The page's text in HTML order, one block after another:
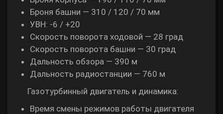
Броня башни — 310 / 120 / 70 мм
УВН: -6 / +20
Скорость поворота ходовой — 28 град
Скорость поворота башни — 30 град
Дальность обзора — 390 м
Дальность радиостанции — 760 м
Газотурбинный двигатель и динамика:
Время смены режимов работы двигателя